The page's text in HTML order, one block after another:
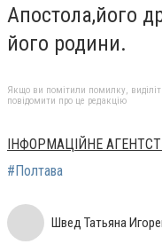
Апостола,його
його родини.
Якщо ви помітили помилку,
повідомити про це редакцію
ІНФОРМАЦІЙНЕ
#Полтава
Швед Татьяна